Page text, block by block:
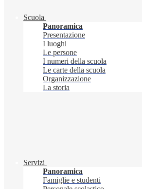
Scuola
Panoramica
Presentazione
I luoghi
Le persone
I numeri della scuola
Le carte della scuola
Organizzazione
La storia
Servizi
Panoramica
Famiglie e studenti